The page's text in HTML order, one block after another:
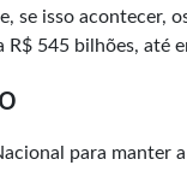
se isso acontecer,
R$ 545 bilhões, até
para manter